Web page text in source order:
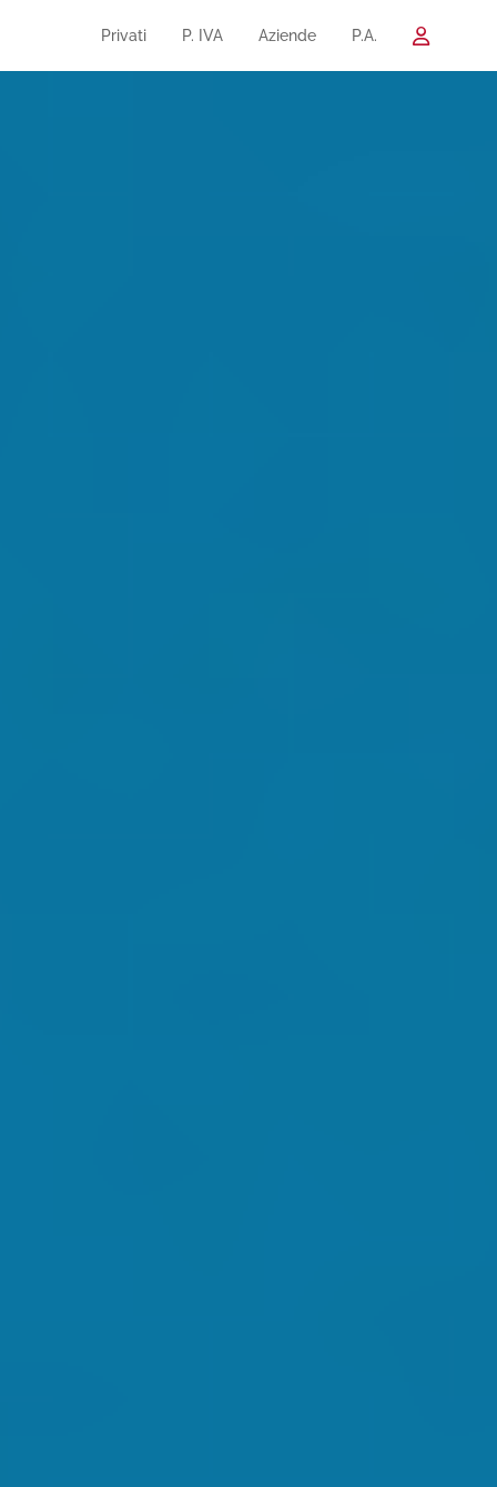
Privati P. IVA Aziende P.A.